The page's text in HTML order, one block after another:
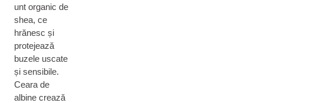
unt organic de
shea, ce
hrănesc și
protejează
buzele uscate
și sensibile.
Ceara de
albine crează